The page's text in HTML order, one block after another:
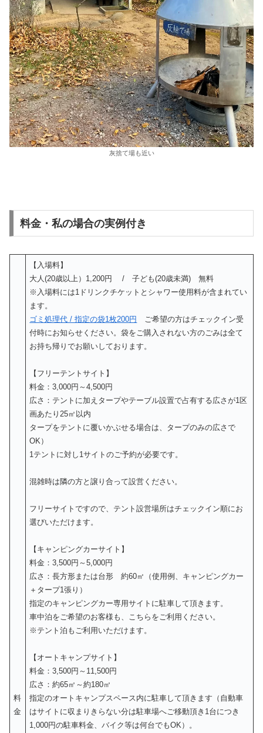
灰捨て場も近い
料金・私の場合の実例付き
料
金
【入場料】
大人(20歳以上）1,200円 / 子ども(20歳未満) 無料
※入場料には1ドリンクチケットとシャワー使用料が含まれてい
ます。
ゴミ処理代 / 指定の袋1枚200円 ご希望の方はチェックイン受
付時にお知らせください。袋をご購入されない方のごみは全て
お持ち帰りでお願いしております。
【フリーテントサイト】
料金：3,000円～4,500円
広さ：テントに加えタープやテーブル設置で占有する広さが1区
画あたり25㎡以内
タープをテントに覆いかぶせる場合は、タープのみの広さで
OK）
1テントに対し1サイトのご予約が必要です。
混雑時は隣の方と譲り合って設営ください。
フリーサイトですので、テント設営場所はチェックイン順にお
選びいただけます。
【キャンピングカーサイト】
料金：3,500円～5,000円
広さ：長方形または台形 約60㎡（使用例、キャンピングカー
＋タープ1張り）
指定のキャンピングカー専用サイトに駐車して頂きます。
車中泊をご希望のお客様も、こちらをご利用ください。
※テント泊もご利用いただけます。
【オートキャンプサイト】
料金：3,500円～11,500円
広さ：約65㎡～約180㎡
指定のオートキャンプスペース内に駐車して頂きます（自動車
はサイトに収まりきらない分は駐車場へご移動頂き1台につき
1,000円の駐車料金、バイク等は何台でもOK）。